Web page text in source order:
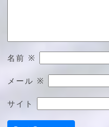
名前 ※
メール ※
サイト